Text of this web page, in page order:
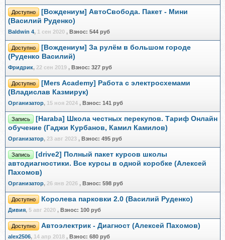
Доступно
[Вождениум] АвтоСвобода. Пакет - Мини
(Василий Руденко)
Baldwin 4, 1 сен 2020 , Взнос: 544 руб
Доступно
[Вождениум] За рулём в большом городе
(Руденко Василий)
Фридрик, 22 сен 2019 , Взнос: 327 руб
Доступно
[Mers Academy] Работа с электросхемами
(Владислав Казмирук)
Организатор, 15 ноя 2024 , Взнос: 141 руб
Запись
[Haraba] Школа честных перекупов. Тариф Онлайн
обучение (Гаджи Курбанов, Камил Камилов)
Организатор, 23 авг 2023 , Взнос: 495 руб
Запись
[drive2] Полный пакет курсов школы
автодиагностики. Все курсы в одной коробке (Алексей
Пахомов)
Организатор, 26 янв 2026 , Взнос: 598 руб
Доступно Королева парковки 2.0 (Василий Руденко)
Дивия, 5 авг 2020 , Взнос: 100 руб
Доступно Автоэлектрик - Диагност (Алексей Пахомов)
alex2506, 14 апр 2018 , Взнос: 680 руб